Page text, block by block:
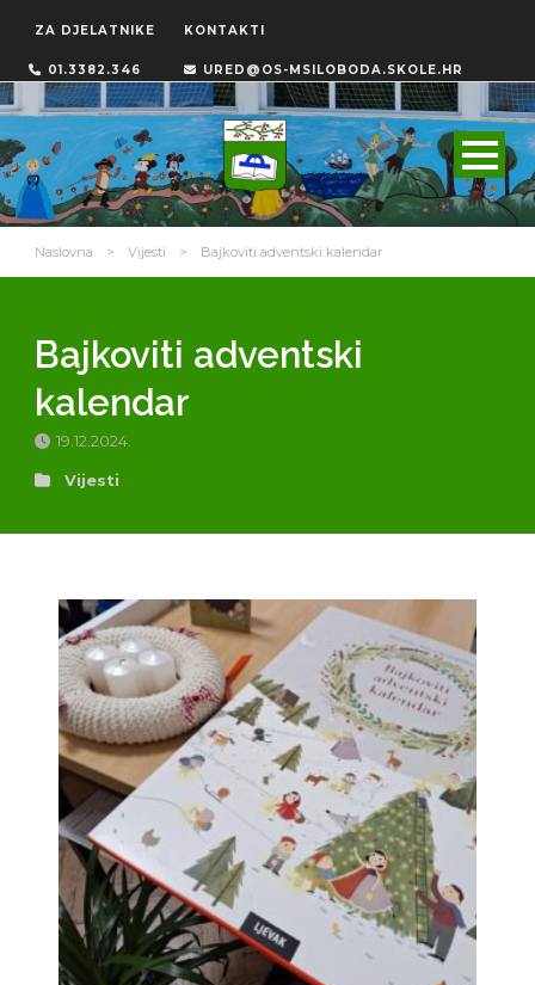
ZA DJELATNIKE KONTAKTI
01.3382.346 URED@OS-MSILOBODA.SKOLE.HR
Naslovna > Vijesti > Bajkoviti adventski kalendar
Bajkoviti adventski
kalendar
19.12.2024.
Vijesti